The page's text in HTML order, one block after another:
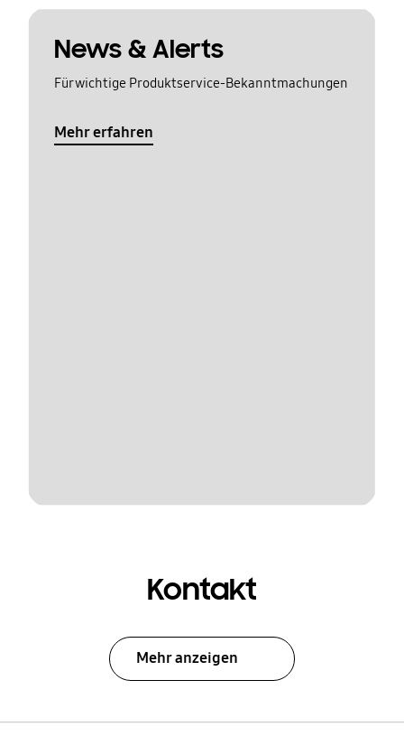
News & Alerts
Für wichtige Produktservice-Bekanntmachungen
Mehr erfahren
Kontakt
Mehr anzeigen